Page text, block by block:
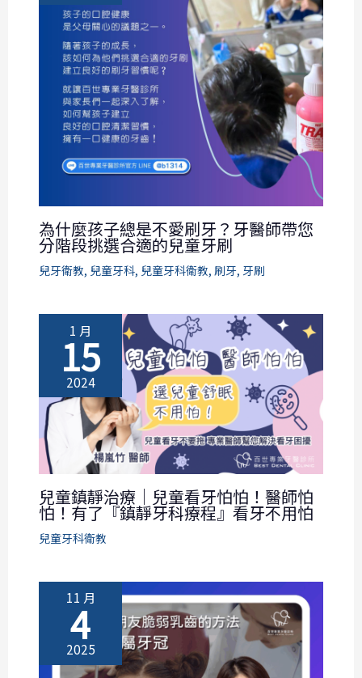
為什麼孩子總是不愛刷牙？牙醫師帶您
分階段挑選合適的兒童牙刷
兒牙衛教, 兒童牙科, 兒童牙科衛教,刷牙, 牙刷
1 月
15
2024
兒童鎮靜治療｜兒童看牙怕怕！醫師怕
怕！有了『鎮靜牙科療程』看牙不用怕
兒童牙科衛教
11 月
4
2025